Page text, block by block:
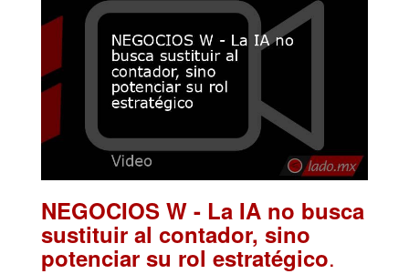
NEGOCIOS W - La IA no busca
sustituir al contador, sino
potenciar su rol estratégico.